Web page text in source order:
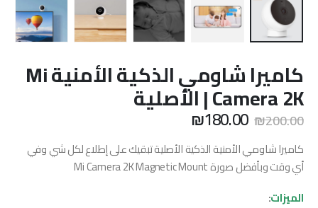
كاميرا شاومي الذكية الأمنية Mi
Camera 2K | الأصلية
₪200.00 السعر
الأصلي
هو:
₪200.00.
₪180.00
هو:
₪180.00.
كاميرا شاومي الأمنية الذكية الأصلية تبقيك على إطلاع لكل شي وفي
أي وقت وبأفضل صورة Mi Camera 2K Magnetic Mount
الميزات: